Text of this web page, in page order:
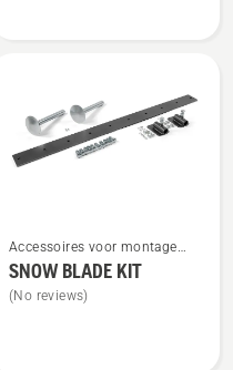
meer
details
over
Accessoires voor montage
aan de voorzijde
SNOW BLADE KIT
(No reviews)